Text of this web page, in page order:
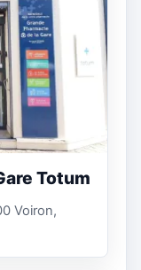
Totum
Voiron,